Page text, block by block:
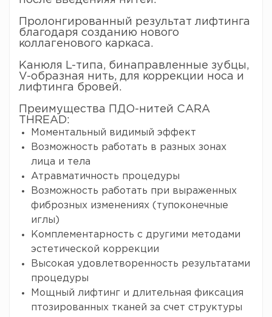
Пролонгированный результат лифтинга
благодаря созданию нового
коллагенового каркаса.
Канюля L-типа, бинаправленные зубцы,
V-образная нить, для коррекции носа и
лифтинга бровей.
Преимущества ПДО-нитей CARA
THREAD:
Моментальный видимый эффект
Возможность работать в разных зонах
лица и тела
Атравматичность процедуры
Возможность работать при выраженных
фиброзных изменениях (тупоконечные
иглы)
Комплементарность с другими методами
эстетической коррекции
Высокая удовлетворенность результатами
процедуры
Мощный лифтинг и длительная фиксация
птозированных тканей за счет структуры